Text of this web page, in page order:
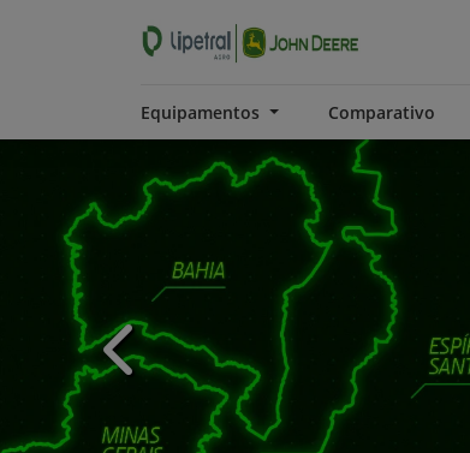
Equipamentos Comparativo